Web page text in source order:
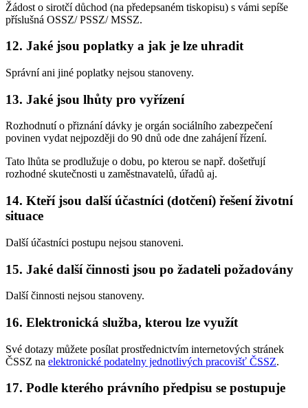
Žádost o sirotčí důchod (na předepsaném tiskopisu) s vámi sepíše
příslušná OSSZ/ PSSZ/ MSSZ.
12. Jaké jsou poplatky a jak je lze uhradit
Správní ani jiné poplatky nejsou stanoveny.
13. Jaké jsou lhůty pro vyřízení
Rozhodnutí o přiznání dávky je orgán sociálního zabezpečení
povinen vydat nejpozději do 90 dnů ode dne zahájení řízení.
Tato lhůta se prodlužuje o dobu, po kterou se např. došetřují
rozhodné skutečnosti u zaměstnavatelů, úřadů aj.
14. Kteří jsou další účastníci (dotčení) řešení životní
situace
Další účastníci postupu nejsou stanoveni.
15. Jaké další činnosti jsou po žadateli požadovány
Další činnosti nejsou stanoveny.
16. Elektronická služba, kterou lze využít
Své dotazy můžete posílat prostřednictvím internetových stránek
ČSSZ na elektronické podatelny jednotlivých pracovišť ČSSZ.
17. Podle kterého právního předpisu se postupuje